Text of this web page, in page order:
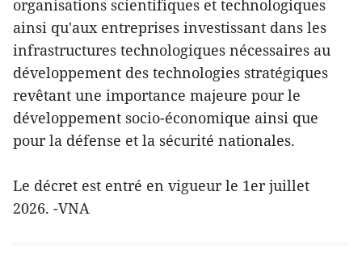
organisations scientifiques et technologiques
ainsi qu'aux entreprises investissant dans les
infrastructures technologiques nécessaires au
développement des technologies stratégiques
revêtant une importance majeure pour le
développement socio-économique ainsi que
pour la défense et la sécurité nationales.
Le décret est entré en vigueur le 1er juillet
2026. -VNA